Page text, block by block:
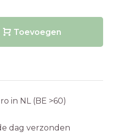
Toevoegen
in NL (BE >60)
dag verzonden